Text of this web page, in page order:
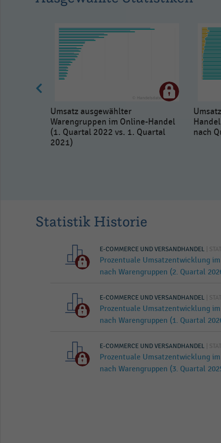
Umsatz ausgewählter
Warengruppen im Online-Handel
(1. Quartal 2022 vs. 1. Quartal
2021)
nach
Statistik Historie
E-COMMERCE UND VERSANDHANDEL |
Prozentuale Umsatzentwicklung
nach Warengruppen (2. Quartal
E-COMMERCE UND VERSANDHANDEL |
Prozentuale Umsatzentwicklung
nach Warengruppen (1. Quartal
E-COMMERCE UND VERSANDHANDEL |
Prozentuale Umsatzentwicklung
nach Warengruppen (3. Quartal